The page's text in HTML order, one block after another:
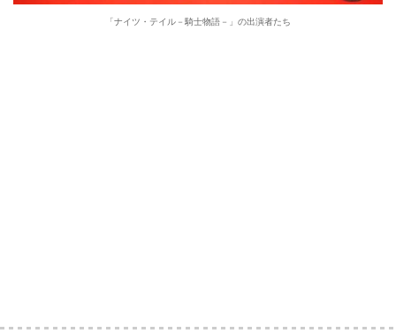
「ナイツ・テイル－騎士物語－」の出演者たち